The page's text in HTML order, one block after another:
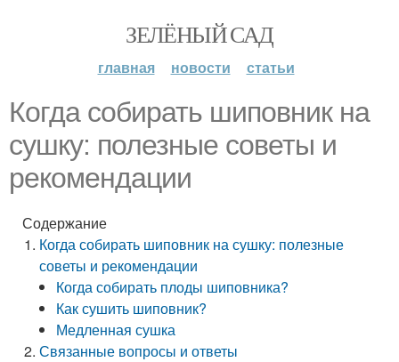
ЗЕЛЁНЫЙ САД
главная новости статьи
Когда собирать шиповник на
сушку: полезные советы и
рекомендации
Содержание
Когда собирать шиповник на сушку: полезные
советы и рекомендации
Когда собирать плоды шиповника?
Как сушить шиповник?
Медленная сушка
Связанные вопросы и ответы